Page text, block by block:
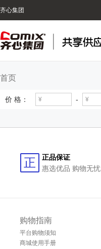
齐心集团
首页
价 格： -
正
正品保证
惠选优品 购物无忧
购物指南
平台购物须知
商城使用手册